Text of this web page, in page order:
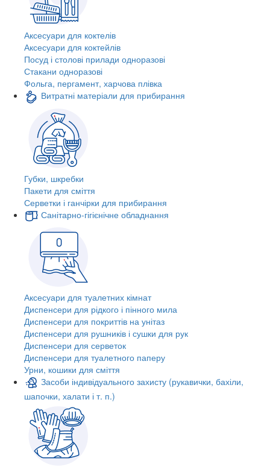
Аксесуари для коктелів
Аксесуари для коктейлів
Посуд і столові прилади одноразові
Стакани одноразові
Фольга, пергамент, харчова плівка
Витратні матеріали для прибирання
Губки, шкребки
Пакети для сміття
Серветки і ганчірки для прибирання
Санітарно-гігієнічне обладнання
Аксесуари для туалетних кімнат
Диспенсери для рідкого і пінного мила
Диспенсери для покриттів на унітаз
Диспенсери для рушників і сушки для рук
Диспенсери для серветок
Диспенсери для туалетного паперу
Урни, кошики для сміття
Засоби індивідуального захисту (рукавички, бахіли,
шапочки, халати і т. п.)